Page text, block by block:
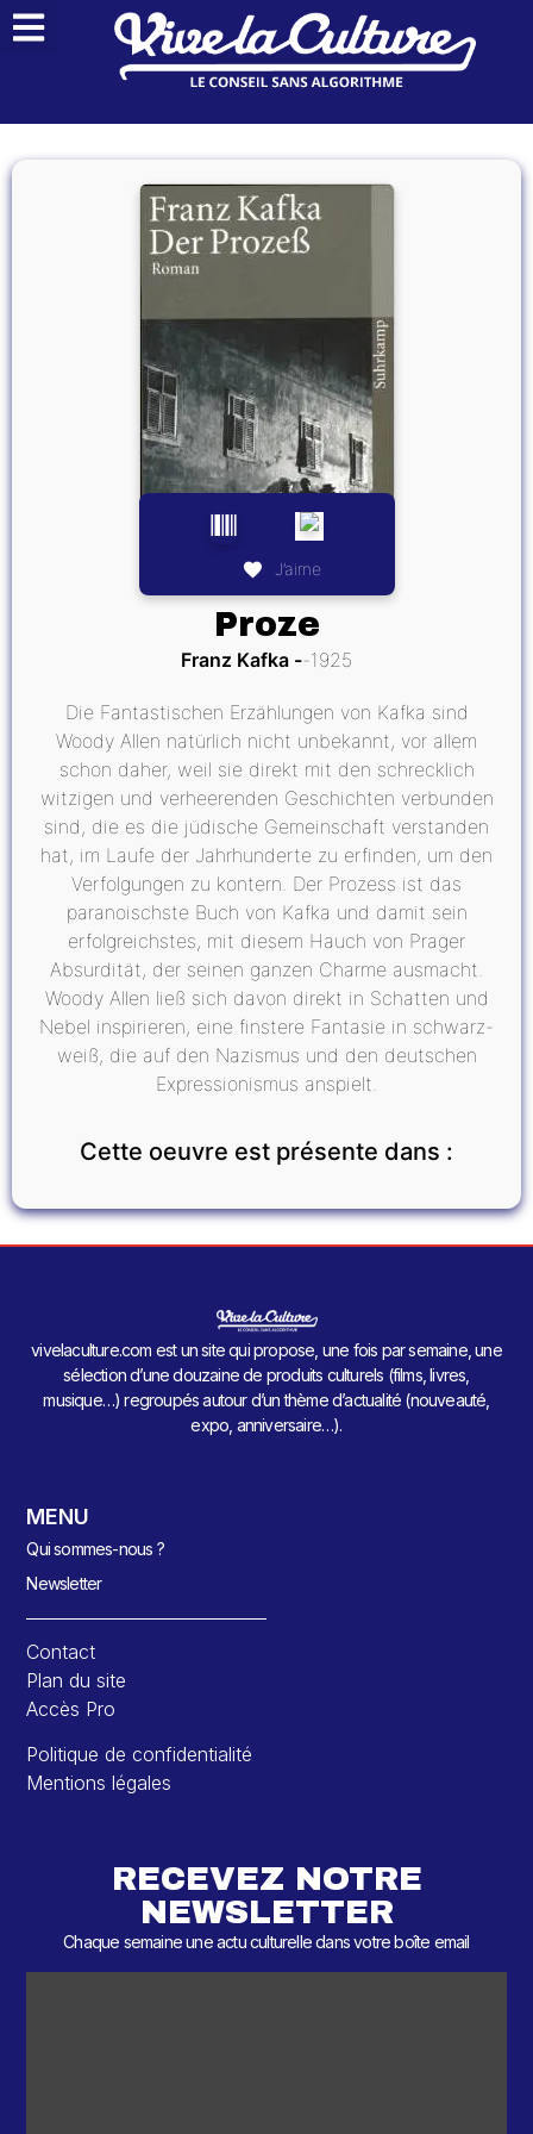
J’aime
Proze
Franz Kafka 1925
Die Fantastischen Erzählungen von Kafka sind
Woody Allen natürlich nicht unbekannt, vor allem
schon daher, weil sie direkt mit den schrecklich
witzigen und verheerenden Geschichten verbunden
sind, die es die jüdische Gemeinschaft verstanden
hat, im Laufe der Jahrhunderte zu erfinden, um den
Verfolgungen zu kontern. Der Prozess ist das
paranoischste Buch von Kafka und damit sein
erfolgreichstes, mit diesem Hauch von Prager
Absurdität, der seinen ganzen Charme ausmacht.
Woody Allen ließ sich davon direkt in Schatten und
Nebel inspirieren, eine finstere Fantasie in schwarz-
weiß, die auf den Nazismus und den deutschen
Expressionismus anspielt.
Cette oeuvre est présente dans :
vivelaculture.com est un site qui propose, une fois par semaine, une
sélection d’une douzaine de produits culturels (films, livres,
musique…) regroupés autour d’un thème d’actualité (nouveauté,
expo, anniversaire…).
MENU
Qui sommes-nous ?
Newsletter
Contact
Plan du site
Accès Pro
Politique de confidentialité
Mentions légales
RECEVEZ NOTRE
NEWSLETTER
Chaque semaine une actu culturelle dans votre boîte email